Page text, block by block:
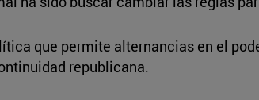
que permite alternancias en el
republicana.